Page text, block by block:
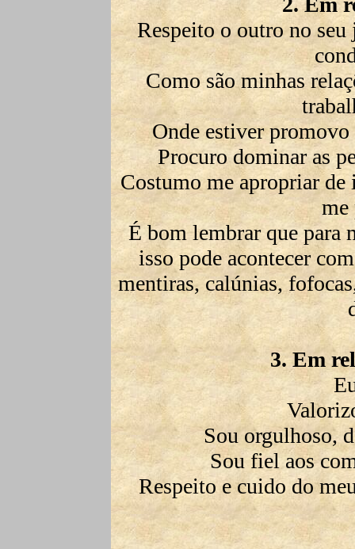
Respeito o outro no
Como são minhas
Onde estiver
Procuro dominar as
Costumo me apropriar de
me
É bom lembrar que para
isso pode acontecer
mentiras, calúnias,
3. Em
Sou orgulhoso,
Sou fiel aos
Respeito e cuido do